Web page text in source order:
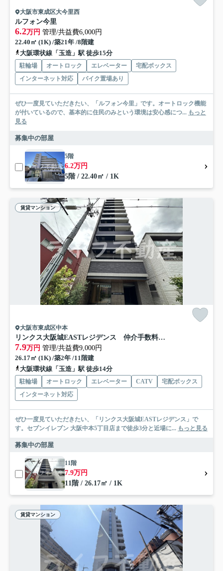
大阪市東成区大今里西
ルフォン今里
6.2万円 管理/共益費6,000円
22.40㎡ (1K) /築21年 /8階建
大阪環状線「玉造」駅 徒歩15分
駐輪場 オートロック エレベーター
宅配ボックス
インターネット対応
バイク置場あり
ぜひ一度見ていただきたい、「ルフォン今里」です。オートロック機能
が付いているので、基本的に住民のみという環境は安心感につ... もっと
見る
募集中の部屋
5階
6.2万円
5階 / 22.40㎡ / 1K
賃貸マンション
大阪市東成区中本
リンクス大阪城EASTレジデンス 仲介手数料無料
7.9万円 管理/共益費9,000円
26.17㎡ (1K) /築2年 /11階建
大阪環状線「玉造」駅 徒歩14分
駐輪場 オートロック エレベーター CATV
宅配ボックス
インターネット対応
ぜひ一度見ていただきたい、「リンクス大阪城EASTレジデンス」で
す。セブンイレブン 大阪中本5丁目店まで徒歩3分と近場に... もっと見る
募集中の部屋
11階
7.9万円
11階 / 26.17㎡ / 1K
賃貸マンション